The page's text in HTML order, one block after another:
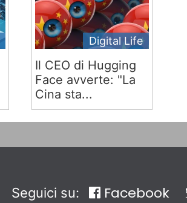
Digital Life
Il CEO di Hugging
Face avverte: "La
Cina sta...
Seguici su: Facebook